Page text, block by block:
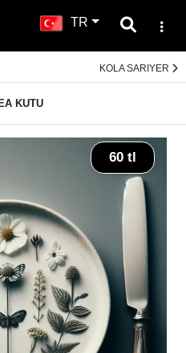
TR
KOLA SARIYER
KUTU
60 tl